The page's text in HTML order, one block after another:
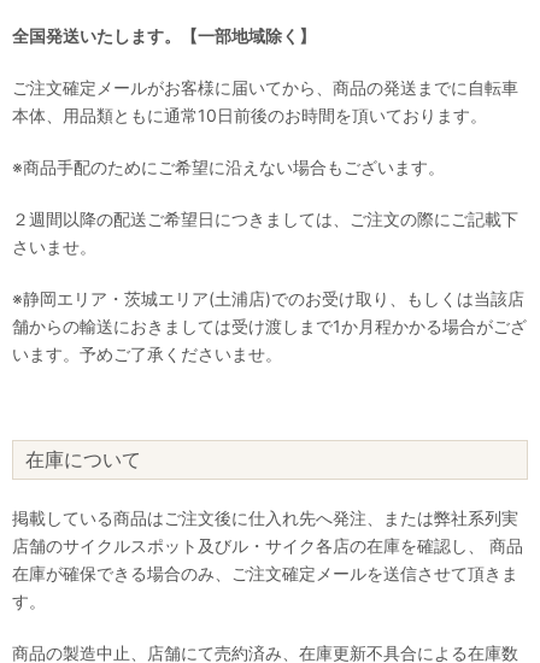
全国発送いたします。【一部地域除く】
ご注文確定メールがお客様に届いてから、商品の発送までに自転車
本体、用品類ともに通常10日前後のお時間を頂いております。
※商品手配のためにご希望に沿えない場合もございます。
２週間以降の配送ご希望日につきましては、ご注文の際にご記載下
さいませ。
※静岡エリア・茨城エリア(土浦店)でのお受け取り、もしくは当該店
舗からの輸送におきましては受け渡しまで1か月程かかる場合がござ
います。予めご了承くださいませ。
在庫について
掲載している商品はご注文後に仕入れ先へ発注、または弊社系列実
店舗のサイクルスポット及びル・サイク各店の在庫を確認し、 商品
在庫が確保できる場合のみ、ご注文確定メールを送信させて頂きま
す。
商品の製造中止、店舗にて売約済み、在庫更新不具合による在庫数